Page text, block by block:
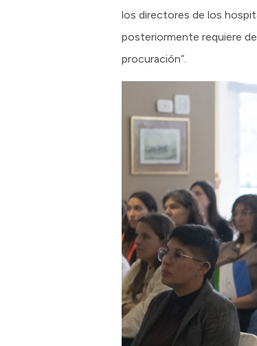
los directores de los
posteriormente requiere
procuración”.